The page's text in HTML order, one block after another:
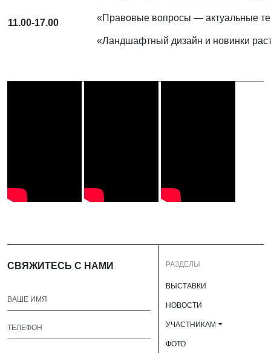
11.00-17.00 «Правовые вопросы — актуальные
«Ландшафтный дизайн и новинки
СВЯЖИТЕСЬ С НАМИ РАЗДЕЛЫ
ВЫСТАВКИ
НОВОСТИ
УЧАСТНИКАМ
ФОТО